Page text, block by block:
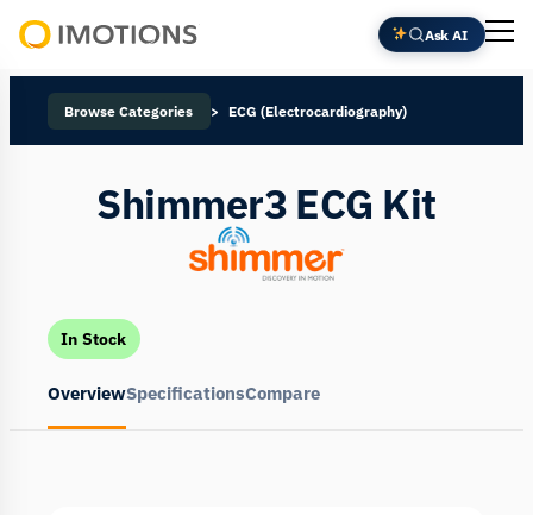
Human
Insight
Ask AI
Browse Categories ECG (Electrocardiography)
Shimmer3 ECG Kit
In Stock
OverviewSpecificationsCompare